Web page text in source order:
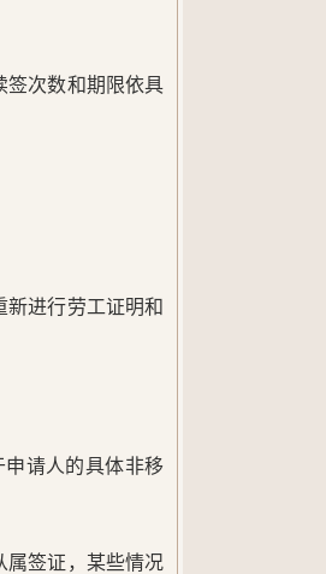
签次数和期限依具
新进行劳工证明和
请人的具体非移
属签证，某些情况